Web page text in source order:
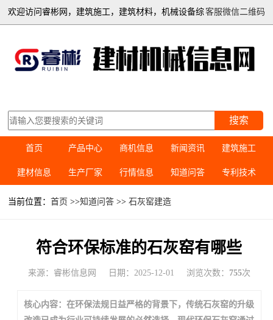
客服微信二维码
欢迎访问睿彬网，建筑施工，建筑材料，机械设备综
搜索
首页 产品中心 商机信息 新闻资讯 建筑施工
建材信息 生产厂家 行情信息 知道问答 专利技术
当前位置：首页 >>知道问答 >>石灰窑建造
符合环保标准的石灰窑有哪些
来源：睿彬信息网 日期：2025-12-01 浏览次数： 755次
核心内容：在环保法规日益严格的背景下，传统石灰窑的升级